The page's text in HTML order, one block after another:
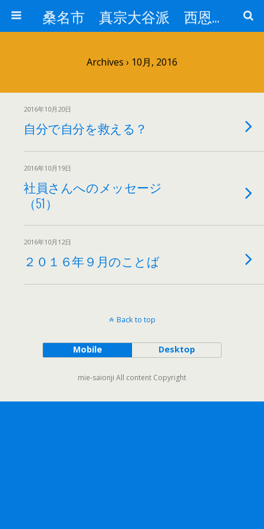
桑名市 真宗大谷派 西恩寺
Archives › 10月, 2016
2016年10月20日
自分で自分を救える？
2016年10月19日
社員さんへのメッセージ
（51）
2016年10月12日
２０１６年９月のことば
Back to top
Mobile Desktop
mie-saionji All content Copyright